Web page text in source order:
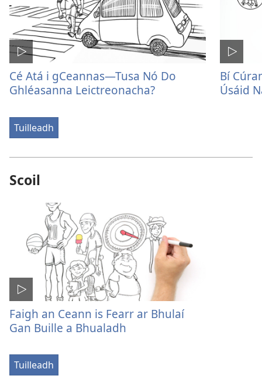
Cé Atá i gCeannas—Tusa Nó Do
Ghléasanna Leictreonacha?
Bí
Úsáid
Tuilleadh
Scoil
Faigh an Ceann is Fearr ar Bhulaí
Gan Buille a Bhualadh
Tuilleadh